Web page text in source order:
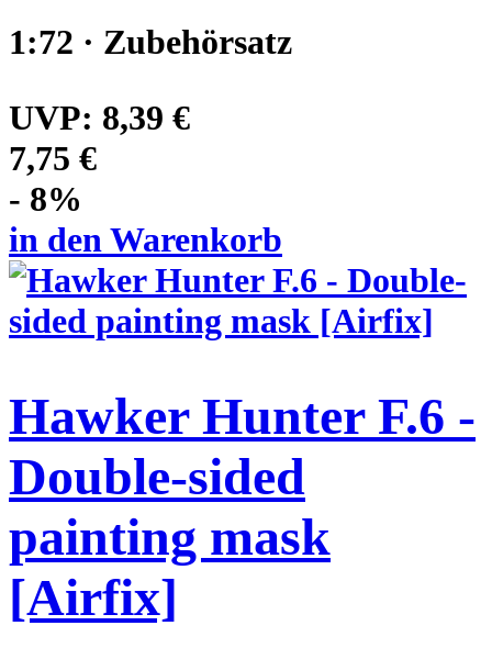
1:72 · Zubehörsatz
UVP: 8,39 €
7,75 €
- 8%
in den Warenkorb
Hawker Hunter F.6 -
Double-sided
painting mask
[Airfix]